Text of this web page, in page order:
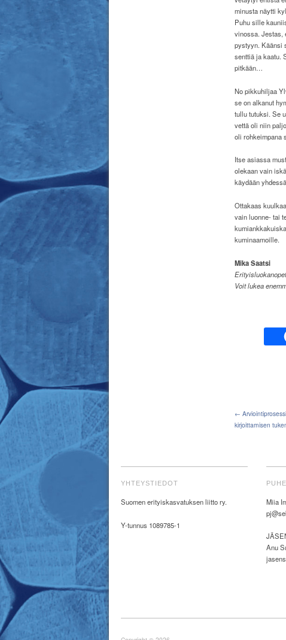
minusta näytti
Puhu sille
vinossa. Jestas,
pystyyn. Käänsi
senttiä ja kaatu.
pitkään…
No pikkuhiljaa
se on alkanut
tullu tutuksi. Se
vettä oli niin
oli rohkeimpana
Itse asiassa
olekaan vain
käydään
Ottakaas
vain luonne- tai
kuminaamoille.
Mika Saatsi
Voit lukea
←
kirjoittamisen
YHTEYSTIEDOT
Suomen erityiskasvatuksen liitto ry.
Y-tunnus 1089785-1
Miia
Anu